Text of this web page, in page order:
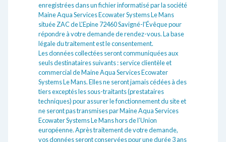
enregistrées dans un fichier informatisé par la société
Maine Aqua Services Ecowater Systems Le Mans
située ZAC de L'Epine 72460 Savigné-l'Évêque pour
répondre à votre demande de rendez-vous. La base
légale du traitement est le consentement.
Les données collectées seront communiquées aux
seuls destinataires suivants : service clientèle et
commercial de Maine Aqua Services Ecowater
Systems Le Mans. Elles ne seront jamais cédées à des
tiers exceptés les sous-traitants (prestataires
techniques) pour assurer le fonctionnement du site et
ne seront pas transmises par Maine Aqua Services
Ecowater Systems Le Mans hors de l’Union
européenne. Après traitement de votre demande,
vos données seront conservées pour une durée 3 ans